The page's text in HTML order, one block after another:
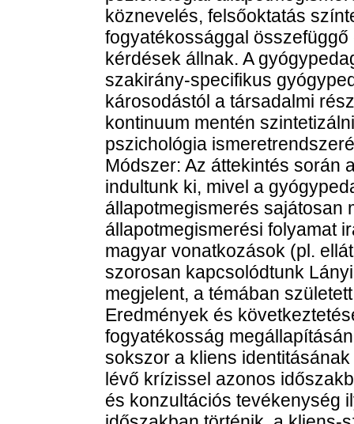
köznevelés, felsőoktatás
fogyatékossággal
kérdések állnak. A
szakirány-specifikus
károsodástól a társadalmi
kontinuum mentén
pszichológia
Módszer: Az áttekintés során
indultunk ki, mivel a
állapotmegismerés sajátosan
állapotmegismerési folyamat
magyar vonatkozások (pl.
szorosan kapcsolódtunk
megjelent, a témában
Eredmények és
fogyatékosság
sokszor a kliens
lévő krízissel azonos
és konzultációs tevékenység